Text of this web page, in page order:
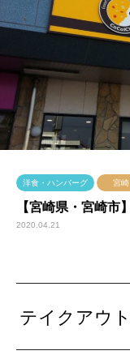
洋食・ハンバーグ 宮崎
【宮崎県・宮崎市
2020.04.21
テイクアウ